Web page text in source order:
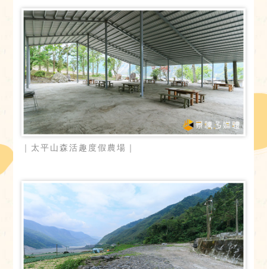
｜太平山森活趣度假農場｜